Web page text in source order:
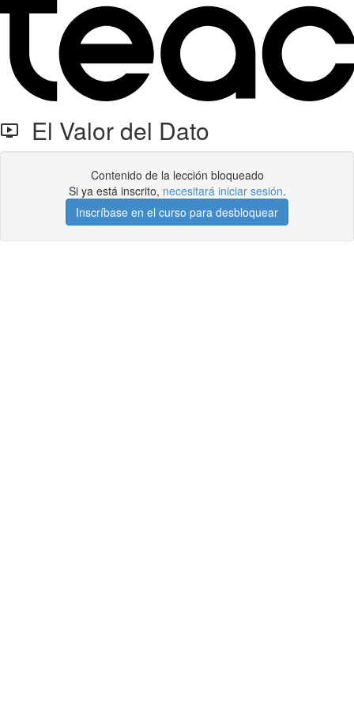
El Valor del Dato
Contenido de la lección bloqueado
Si ya está inscrito, necesitará iniciar sesión.
Inscríbase en el curso para desbloquear